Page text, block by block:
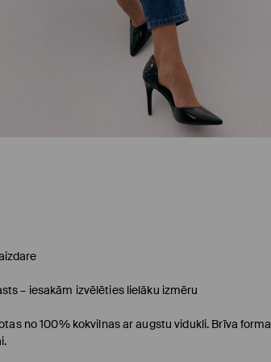
– iesakām izvēlēties lielāku izmēru
no 100% kokvilnas ar augstu vidukli. Brīva forma